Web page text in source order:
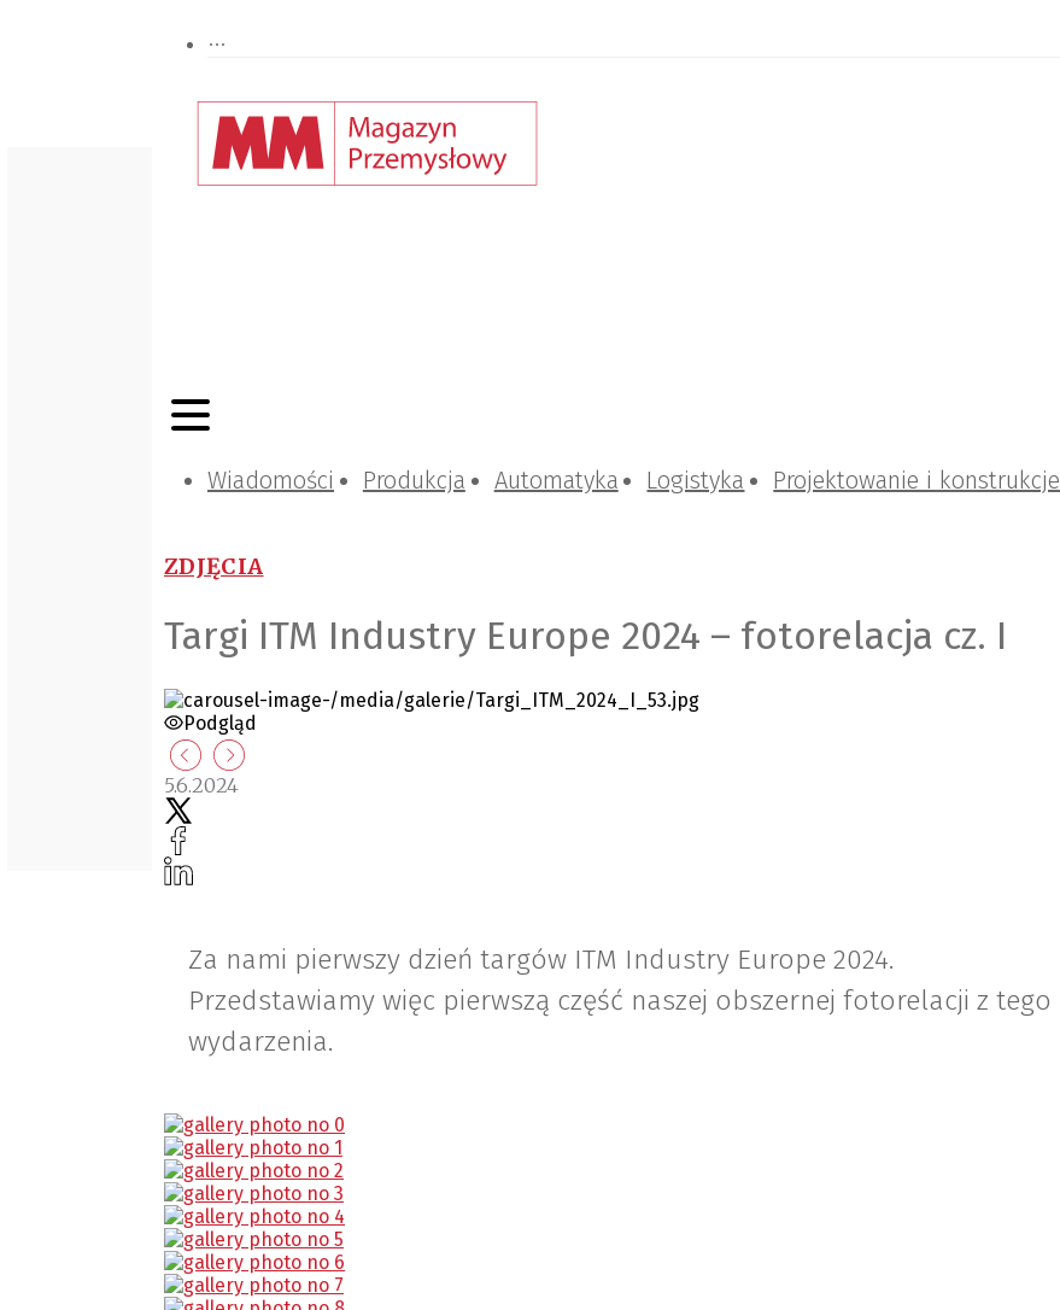
Wiadomości Produkcja Automatyka Logistyka Projektowanie i konstrukcje
ZDJĘCIA
Targi ITM Industry Europe 2024 – fotorelacja cz. I
Podgląd
5.6.2024
Za nami pierwszy dzień targów ITM Industry Europe 2024.
Przedstawiamy więc pierwszą część naszej obszernej fotorelacji z tego
wydarzenia.